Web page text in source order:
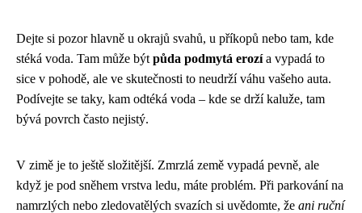
Dejte si pozor hlavně u okrajů svahů, u příkopů nebo tam, kde
stéká voda. Tam může být půda podmytá erozía vypadá to
sice v pohodě, ale ve skutečnosti to neudrží váhu vašeho auta.
Podívejte se taky, kam odtéká voda – kde se drží kaluže, tam
bývá povrch často nejistý.
V zimě je to ještě složitější. Zmrzlá země vypadá pevně, ale
když je pod sněhem vrstva ledu, máte problém. Při parkování na
namrzlých nebo zledovatělých svazích si uvědomte, že ani ruční